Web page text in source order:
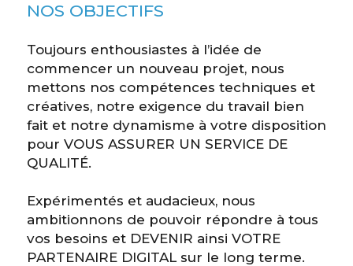
NOS OBJECTIFS
Toujours enthousiastes à l’idée de
commencer un nouveau projet, nous
mettons nos compétences techniques et
créatives, notre exigence du travail bien
fait et notre dynamisme à votre disposition
pour VOUS ASSURER UN SERVICE DE
QUALITÉ.
Expérimentés et audacieux, nous
ambitionnons de pouvoir répondre à tous
vos besoins et DEVENIR ainsi VOTRE
PARTENAIRE DIGITAL sur le long terme.